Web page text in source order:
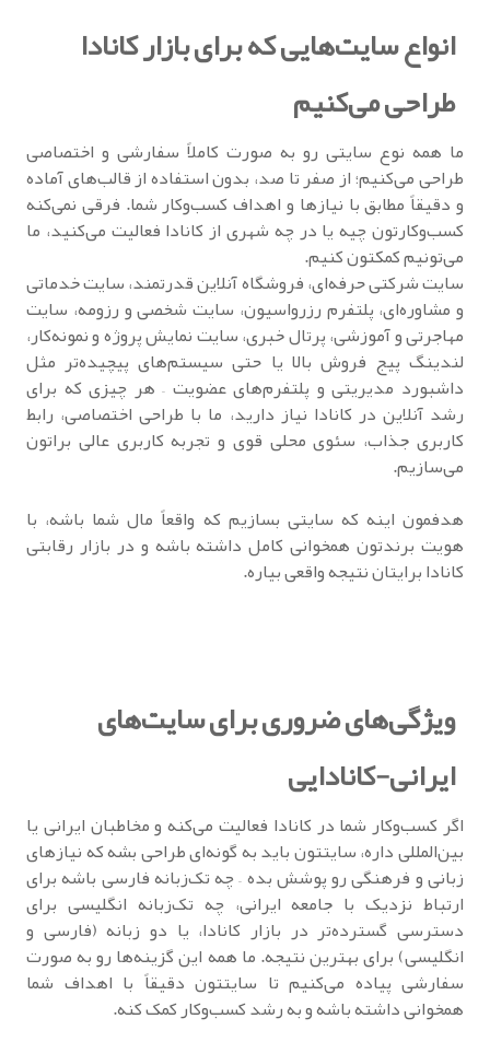
انواع سایت‌هایی که برای بازار کانادا
طراحی می‌کنیم
ما همه نوع سایتی رو به صورت کاملاً سفارشی و اختصاصی
طراحی می‌کنیم؛ از صفر تا صد، بدون استفاده از قالب‌های آماده
و دقیقاً مطابق با نیازها و اهداف کسب‌وکار شما. فرقی نمی‌کنه
کسب‌وکارتون چیه یا در چه شهری از کانادا فعالیت می‌کنید، ما
می‌تونیم کمکتون کنیم.
سایت شرکتی حرفه‌ای، فروشگاه آنلاین قدرتمند، سایت خدماتی
و مشاوره‌ای، پلتفرم رزرواسیون، سایت شخصی و رزومه، سایت
مهاجرتی و آموزشی، پرتال خبری، سایت نمایش پروژه و نمونه‌کار،
لندینگ پیج فروش بالا یا حتی سیستم‌های پیچیده‌تر مثل
داشبورد مدیریتی و پلتفرم‌های عضویت – هر چیزی که برای
رشد آنلاین در کانادا نیاز دارید، ما با طراحی اختصاصی، رابط
کاربری جذاب، سئوی محلی قوی و تجربه کاربری عالی براتون
می‌سازیم.
هدفمون اینه که سایتی بسازیم که واقعاً مال شما باشه، با
هویت برندتون همخوانی کامل داشته باشه و در بازار رقابتی
کانادا برایتان نتیجه واقعی بیاره.
ویژگی‌های ضروری برای سایت‌های
ایرانی-کانادایی
اگر کسب‌وکار شما در کانادا فعالیت می‌کنه و مخاطبان ایرانی یا
بین‌المللی داره، سایتتون باید به گونه‌ای طراحی بشه که نیازهای
زبانی و فرهنگی رو پوشش بده – چه تک‌زبانه فارسی باشه برای
ارتباط نزدیک با جامعه ایرانی، چه تک‌زبانه انگلیسی برای
دسترسی گسترده‌تر در بازار کانادا، یا دو زبانه (فارسی و
انگلیسی) برای بهترین نتیجه. ما همه این گزینه‌ها رو به صورت
سفارشی پیاده می‌کنیم تا سایتتون دقیقاً با اهداف شما
همخوانی داشته باشه و به رشد کسب‌وکار کمک کنه.